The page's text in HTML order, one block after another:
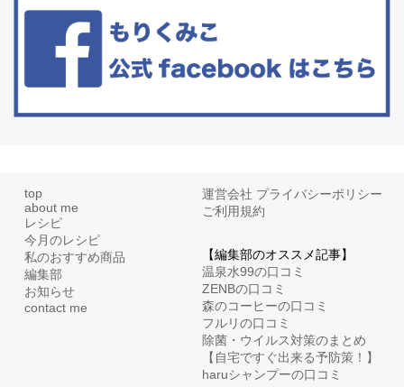
といった更年期症状はまだ...
top
about me
レシピ
今月のレシピ
私のおすすめ商品
編集部
お知らせ
contact me
運営会社 プライバシーポリシー
ご利用規約
【編集部のオススメ記事】
温泉水99の口コミ
ZENBの口コミ
森のコーヒーの口コミ
フルリの口コミ
除菌・ウイルス対策のまとめ
【自宅ですぐ出来る予防策！】
haruシャンプーの口コミ